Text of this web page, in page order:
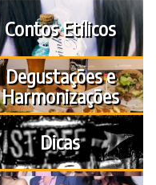
Contos Etílicos
Degustações e
Harmonizações
Dicas